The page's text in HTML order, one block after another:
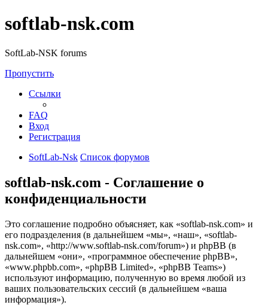
softlab-nsk.com
SoftLab-NSK forums
Пропустить
Ссылки
FAQ
Вход
Регистрация
SoftLab-Nsk Список форумов
softlab-nsk.com - Соглашение о
конфиденциальности
Это соглашение подробно объясняет, как «softlab-nsk.com» и
его подразделения (в дальнейшем «мы», «наш», «softlab-
nsk.com», «http://www.softlab-nsk.com/forum») и phpBB (в
дальнейшем «они», «программное обеспечение phpBB»,
«www.phpbb.com», «phpBB Limited», «phpBB Teams»)
используют информацию, полученную во время любой из
ваших пользовательских сессий (в дальнейшем «ваша
информация»).